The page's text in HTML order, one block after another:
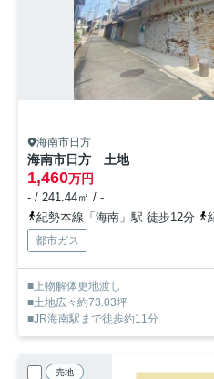
海南市日方
海南市日方 土地
1,460万円
- / 241.44㎡ / -
紀勢本線「海南」駅 徒歩12分
都市ガス
■上物解体更地渡し
■土地広々約73.03坪
■JR海南駅まで徒歩約11分
売地